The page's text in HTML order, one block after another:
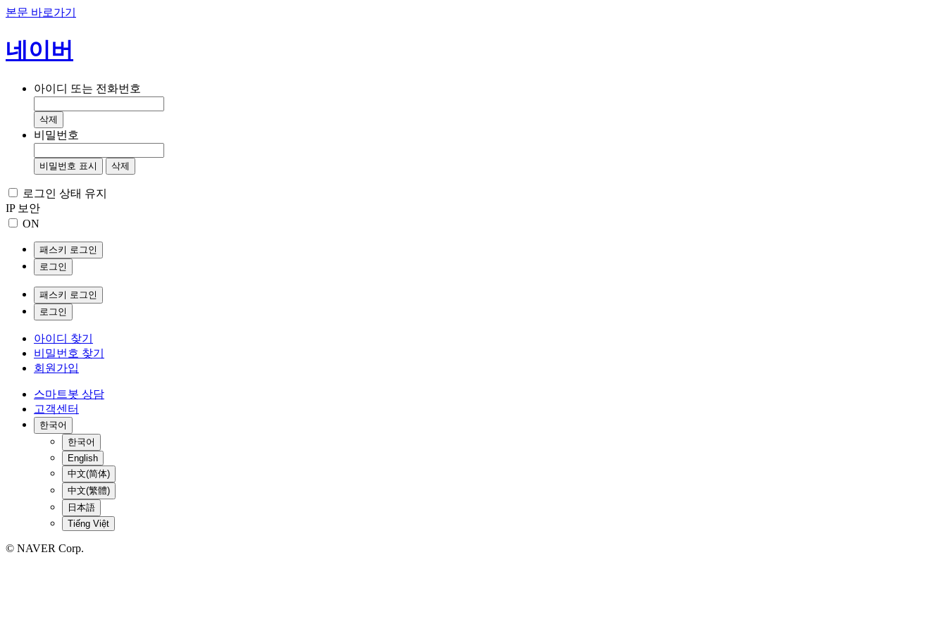
본문 바로가기
네이버
아이디 또는 전화번호
삭제
비밀번호
비밀번호 표시 삭제
로그인 상태 유지
IP 보안
ON
패스키 로그인
로그인
패스키 로그인
로그인
아이디 찾기
비밀번호 찾기
회원가입
스마트봇 상담
고객센터
한국어
한국어
English
中文(简体)
中文(繁體)
日本語
Tiếng Việt
© NAVER Corp.